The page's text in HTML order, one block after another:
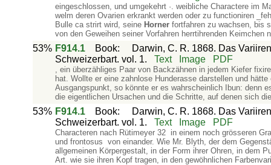
eingeschlossen, und umgekehrt ·. weibliche Charactere im
welm deren Ovarien erkrankt werden oder zu functioniren
Bulle ca­ strirt wird, seine Hornerfortfahren zu wachsen, bis
von den Geweihen seiner Vorfahren herrtihrenden Keimchen
53% F914.1 Book:
Darwin, C. R. 1868. Das
Schweizerbart. vol. 1.
Text Image PDF
, ein überzähliges Paar von Backzähnen in jedem Kiefer
hat. Wollte er eine zahnlose Hunderasse darstellen und
Ausgangspunkt, so könnte er es wahrscheinlich Ibun: denn
die eigentlichen Ursachen und die Schritte, auf denen sich
53% F914.1 Book:
Darwin, C. R. 1868. Das
Schweizerbart. vol. 1.
Text Image PDF
Characteren nach Rütimeyer 32 in einem noch grösseren
und frontosus von einander. Wie Mr. Blyth, der dem
allgemeinen Körpergestalt, in der Form ihrer Ohren, in dem
Art. wie sie ihren Kopf tragen, in den gewöhnlichen